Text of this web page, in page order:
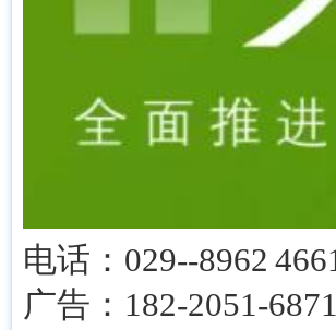
电话：029--8962
广告：182-2051-6871